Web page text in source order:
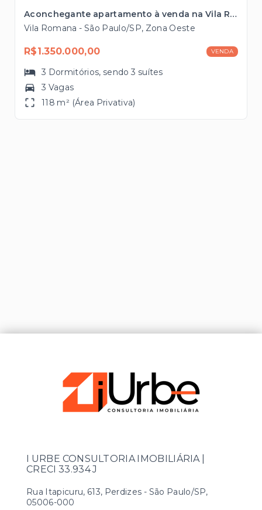
Aconchegante apartamento à venda na Vila Romana com 118m², 3 suítes, 3 vagas próximo ao Bourbon Shopping
Vila Romana - São Paulo/SP, Zona Oeste
R$1.350.000,00 VENDA
3 Dormitórios, sendo3 suítes
3 Vagas
118 m² (Área Privativa)
I URBE CONSULTORIA IMOBILIÁRIA |
CRECI 33.934 J
Rua Itapicuru, 613, Perdizes - São Paulo/SP,
05006-000